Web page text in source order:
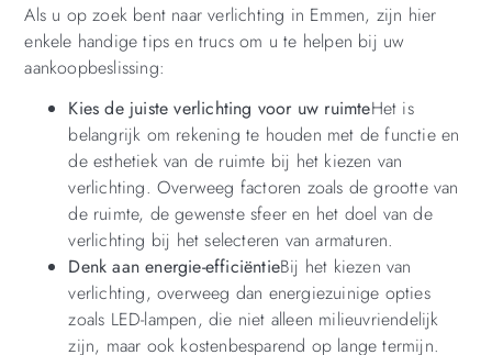
Als u op zoek bent naar verlichting in Emmen, zijn hier
enkele handige tips en trucs om u te helpen bij uw
aankoopbeslissing:
Kies de juiste verlichting voor uw ruimteHet is
belangrijk om rekening te houden met de functie en
de esthetiek van de ruimte bij het kiezen van
verlichting. Overweeg factoren zoals de grootte van
de ruimte, de gewenste sfeer en het doel van de
verlichting bij het selecteren van armaturen.
Denk aan energie-efficiëntieBij het kiezen van
verlichting, overweeg dan energiezuinige opties
zoals LED-lampen, die niet alleen milieuvriendelijk
zijn, maar ook kostenbesparend op lange termijn.